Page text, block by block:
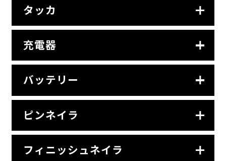
タッカ
充電器
バッテリー
ピンネイラ
フィニッシュネイラ